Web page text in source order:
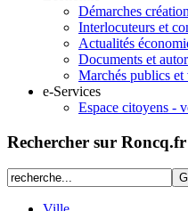
Démarches
Interlocuteurs et
Actualités
Documents et
Marchés publics et
e-Services
Espace citoyens -
Rechercher sur Roncq.fr